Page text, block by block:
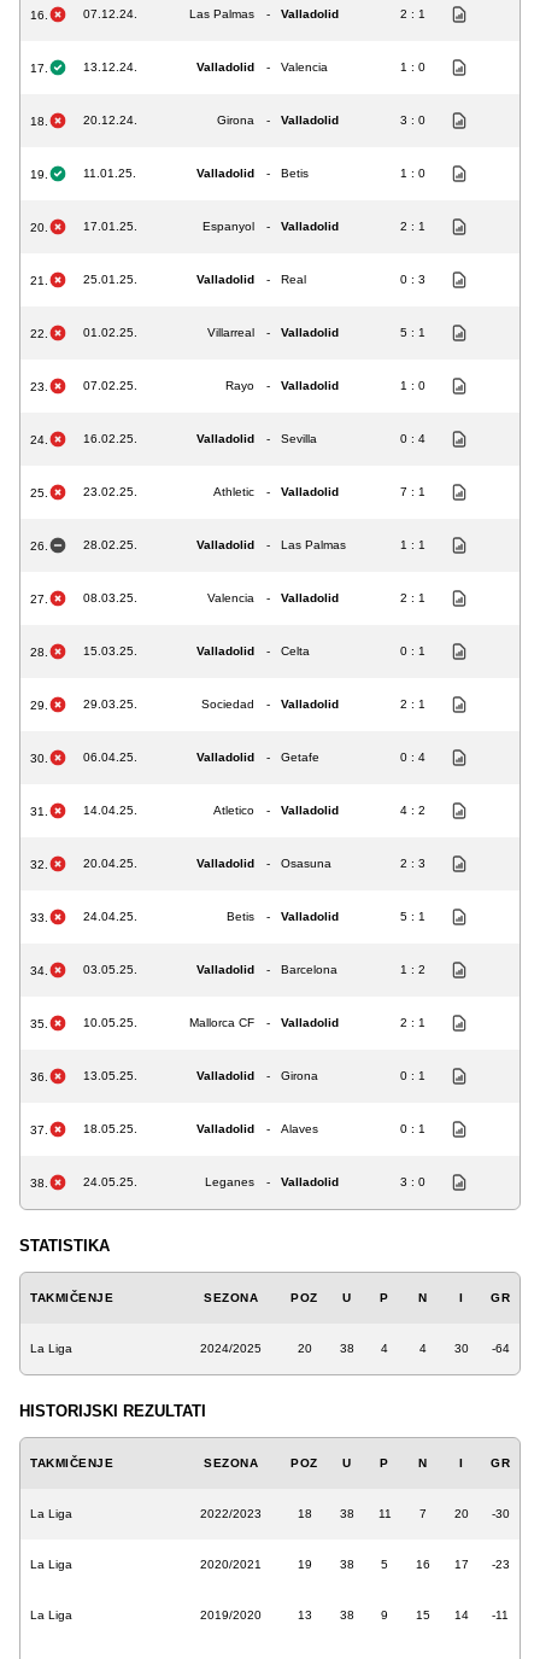
16. 07.12.24. Las Palmas - Valladolid 2 : 1
17. 13.12.24. Valladolid - Valencia 1 : 0
18. 20.12.24. Girona - Valladolid 3 : 0
19. 11.01.25. Valladolid - Betis 1 : 0
20. 17.01.25. Espanyol - Valladolid 2 : 1
21. 25.01.25. Valladolid - Real 0 : 3
22. 01.02.25. Villarreal - Valladolid 5 : 1
23. 07.02.25. Rayo - Valladolid 1 : 0
24. 16.02.25. Valladolid - Sevilla 0 : 4
25. 23.02.25. Athletic - Valladolid 7 : 1
26. 28.02.25. Valladolid - Las Palmas 1 : 1
27. 08.03.25. Valencia - Valladolid 2 : 1
28. 15.03.25. Valladolid - Celta 0 : 1
29. 29.03.25. Sociedad - Valladolid 2 : 1
30. 06.04.25. Valladolid - Getafe 0 : 4
31. 14.04.25. Atletico - Valladolid 4 : 2
32. 20.04.25. Valladolid - Osasuna 2 : 3
33. 24.04.25. Betis - Valladolid 5 : 1
34. 03.05.25. Valladolid - Barcelona 1 : 2
35. 10.05.25. Mallorca CF - Valladolid 2 : 1
36. 13.05.25. Valladolid - Girona 0 : 1
37. 18.05.25. Valladolid - Alaves 0 : 1
38. 24.05.25. Leganes - Valladolid 3 : 0
STATISTIKA
TAKMIČENJE SEZONA POZ U P N I GR
La Liga 2024/2025 20 38 4 4 30 -64
HISTORIJSKI REZULTATI
TAKMIČENJE SEZONA POZ U P N I GR
La Liga 2022/2023 18 38 11 7 20 -30
La Liga 2020/2021 19 38 5 16 17 -23
La Liga 2019/2020 13 38 9 15 14 -11